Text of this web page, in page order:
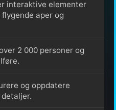
interaktive elementer
aper og
2 000 personer og
og oppdatere